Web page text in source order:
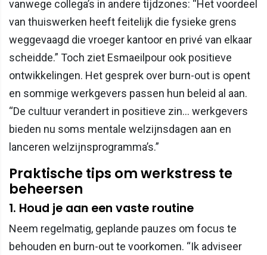
vanwege collega’s in andere tijdzones: “Het voordeel
van thuiswerken heeft feitelijk die fysieke grens
weggevaagd die vroeger kantoor en privé van elkaar
scheidde.” Toch ziet Esmaeilpour ook positieve
ontwikkelingen. Het gesprek over burn-out is opent
en sommige werkgevers passen hun beleid al aan.
“De cultuur verandert in positieve zin… werkgevers
bieden nu soms mentale welzijnsdagen aan en
lanceren welzijnsprogramma’s.”
Praktische tips om werkstress te
beheersen
1. Houd je aan een vaste routine
Neem regelmatig, geplande pauzes om focus te
behouden en burn-out te voorkomen. “Ik adviseer